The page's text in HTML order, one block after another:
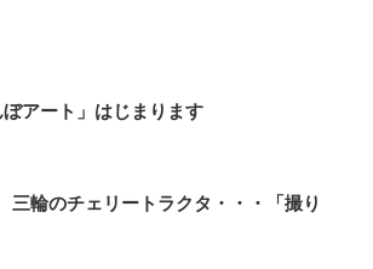
アート」はじまります
輪のチェリートラクタ・・・「撮り